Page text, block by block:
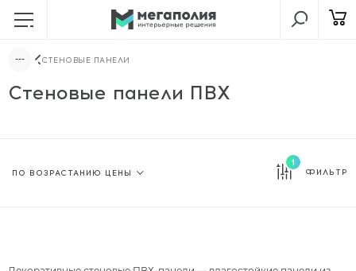
СТЕНОВЫЕ ПАНЕЛИ
Стеновые панели ПВХ
1
ФИЛЬТР